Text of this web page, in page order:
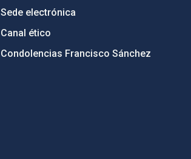
Sede electrónica
Canal ético
Condolencias Francisco Sánchez